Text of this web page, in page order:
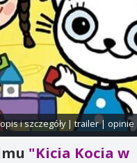
opis i szczegóły|trailer|opinie
"Kicia Kocia w